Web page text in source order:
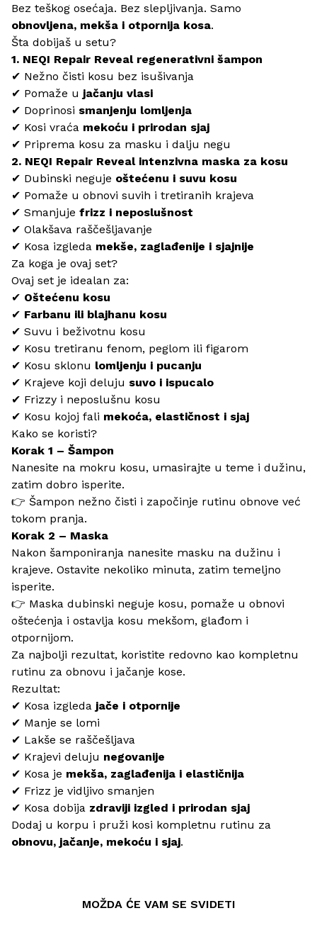
Bez teškog osećaja. Bez slepljivanja. Samo
obnovljena, mekša i otpornija kosa.
Šta dobijaš u setu?
1. NEQI Repair Reveal regenerativni šampon
✔ Nežno čisti kosu bez isušivanja
✔ Pomaže u jačanju vlasi
✔ Doprinosi smanjenju lomljenja
✔ Kosi vraća mekoću i prirodan sjaj
✔ Priprema kosu za masku i dalju negu
2. NEQI Repair Reveal intenzivna maska za kosu
✔ Dubinski neguje oštećenu i suvu kosu
✔ Pomaže u obnovi suvih i tretiranih krajeva
✔ Smanjuje frizz i neposlušnost
✔ Olakšava raščešljavanje
✔ Kosa izgleda mekše, zaglađenije i sjajnije
Za koga je ovaj set?
Ovaj set je idealan za:
✔ Oštećenu kosu
✔ Farbanu ili blajhanu kosu
✔ Suvu i beživotnu kosu
✔ Kosu tretiranu fenom, peglom ili figarom
✔ Kosu sklonu lomljenju i pucanju
✔ Krajeve koji deluju suvo i ispucalo
✔ Frizzy i neposlušnu kosu
✔ Kosu kojoj fali mekoća, elastičnost i sjaj
Kako se koristi?
Korak 1 – Šampon
Nanesite na mokru kosu, umasirajte u teme i dužinu,
zatim dobro isperite.
👉 Šampon nežno čisti i započinje rutinu obnove već
tokom pranja.
Korak 2 – Maska
Nakon šamponiranja nanesite masku na dužinu i
krajeve. Ostavite nekoliko minuta, zatim temeljno
isperite.
👉 Maska dubinski neguje kosu, pomaže u obnovi
oštećenja i ostavlja kosu mekšom, glađom i
otpornijom.
Za najbolji rezultat, koristite redovno kao kompletnu
rutinu za obnovu i jačanje kose.
Rezultat:
✔ Kosa izgleda jače i otpornije
✔ Manje se lomi
✔ Lakše se raščešljava
✔ Krajevi deluju negovanije
✔ Kosa je mekša, zaglađenija i elastičnija
✔ Frizz je vidljivo smanjen
✔ Kosa dobija zdraviji izgled i prirodan sjaj
Dodaj u korpu i pruži kosi kompletnu rutinu za
obnovu, jačanje, mekoću i sjaj.
MOŽDA ĆE VAM SE SVIDETI